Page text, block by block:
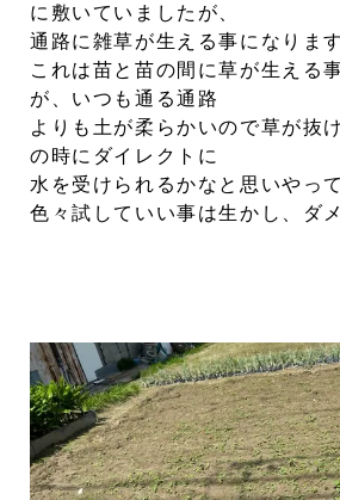
に敷いていましたが、
通路に雑草が生える事になります
これは苗と苗の間に草が生える
が、いつも通る通路
よりも土が柔らかいので草が抜
の時にダイレクトに
水を受けられるかなと思いやっ
色々試していい事は生かし、ダ